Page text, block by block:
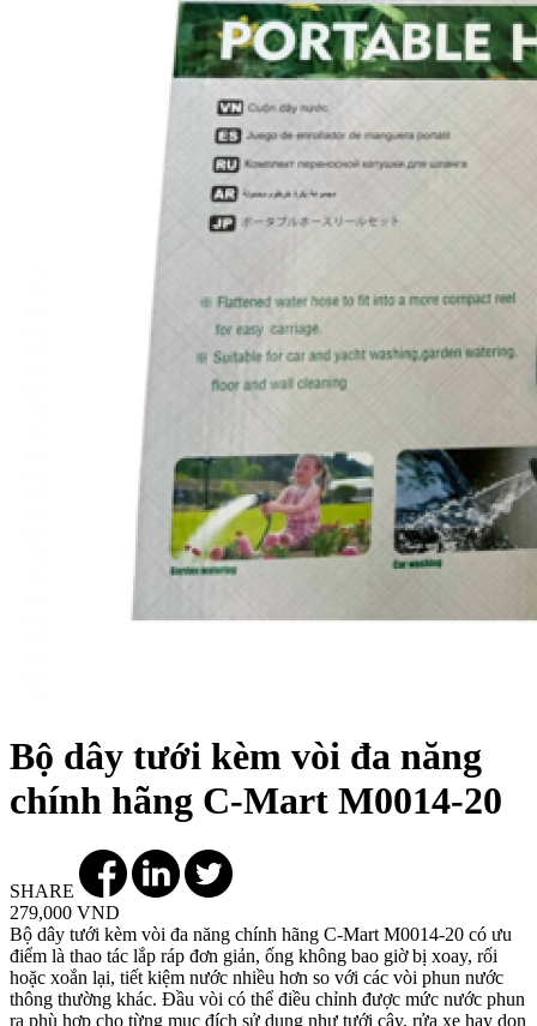
Bộ dây tưới kèm vòi đa năng
chính hãng C-Mart M0014-20
SHARE
279,000 VND
Bộ dây tưới kèm vòi đa năng chính hãng C-Mart M0014-20 có ưu
điểm là thao tác lắp ráp đơn giản, ống không bao giờ bị xoay, rối
hoặc xoắn lại, tiết kiệm nước nhiều hơn so với các vòi phun nước
thông thường khác. Đầu vòi có thể điều chỉnh được mức nước phun
ra phù hợp cho từng mục đích sử dụng như tưới cây, rửa xe hay dọn